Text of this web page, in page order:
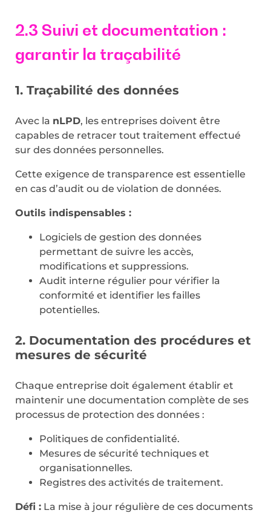
2.3 Suivi et documentation :
garantir la traçabilité
1. Traçabilité des données
Avec la nLPD, les entreprises doivent être
capables de retracer tout traitement effectué
sur des données personnelles.
Cette exigence de transparence est essentielle
en cas d’audit ou de violation de données.
Outils indispensables :
Logiciels de gestion des données
permettant de suivre les accès,
modifications et suppressions.
Audit interne régulier pour vérifier la
conformité et identifier les failles
potentielles.
2. Documentation des procédures et
mesures de sécurité
Chaque entreprise doit également établir et
maintenir une documentation complète de ses
processus de protection des données :
Politiques de confidentialité.
Mesures de sécurité techniques et
organisationnelles.
Registres des activités de traitement.
Défi : La mise à jour régulière de ces documents